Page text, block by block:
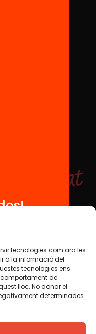
tecnologies com ara les
a la informació del
tecnologies ens
de
lloc. No donar el
determinades
compartirse. Por eso